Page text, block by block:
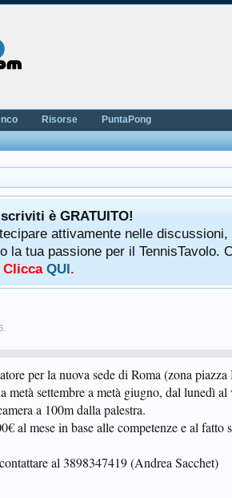
è GRATUITO!
attivamente nelle
tua passione per il TennisTavolo.
Clicca QUI.
per la nuova sede di Roma (zona
metà settembre a metà giugno, dal lunedì
a 100m dalla palestra.
al mese in base alle competenze e al fatto
al 3898347419 (Andrea Sacchet)
Risorse PuntaPong